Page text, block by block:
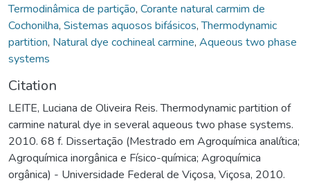
Termodinâmica de partição, Corante natural carmim de
Cochonilha, Sistemas aquosos bifásicos,Thermodynamic
partition, Natural dye cochineal carmine, Aqueous two phase
systems
Citation
LEITE, Luciana de Oliveira Reis. Thermodynamic partition of
carmine natural dye in several aqueous two phase systems.
2010. 68 f. Dissertação (Mestrado em Agroquímica analítica;
Agroquímica inorgânica e Físico-química; Agroquímica
orgânica) - Universidade Federal de Viçosa, Viçosa, 2010.